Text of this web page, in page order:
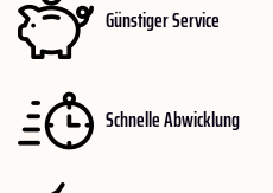
Günstiger Service
Schnelle Abwicklung